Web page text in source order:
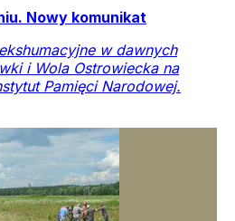
Nowy komunikat
w dawnych
i Wola Ostrowiecka na
Pamięci Narodowej.